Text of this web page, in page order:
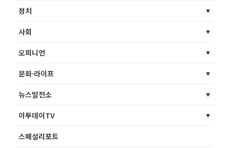
정치
사회
오피니언
문화·라이프
뉴스발전소
이투데이TV
스페셜리포트